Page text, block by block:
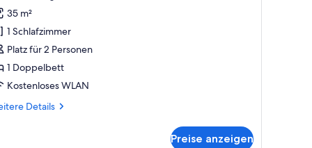
Bewertungen)
35 m²
1 Schlafzimmer
Platz für 2 Personen
1 Doppelbett
Kostenloses WLAN
Details
Preise anzeigen